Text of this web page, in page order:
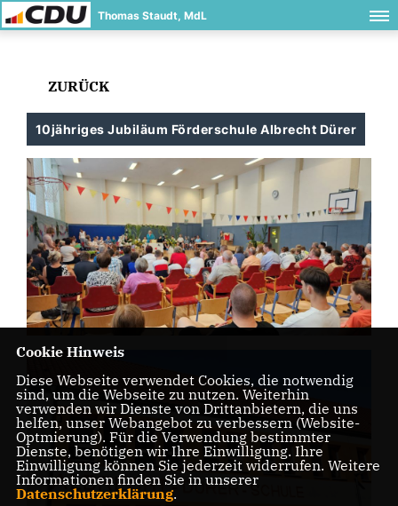
Thomas Staudt, MdL
ZURÜCK
10jähriges Jubiläum Förderschule Albrecht Dürer
Cookie Hinweis
Diese Webseite verwendet Cookies, die notwendig
sind, um die Webseite zu nutzen. Weiterhin
verwenden wir Dienste von Drittanbietern, die uns
helfen, unser Webangebot zu verbessern (Website-
Optmierung). Für die Verwendung bestimmter
Dienste, benötigen wir Ihre Einwilligung. Ihre
Einwilligung können Sie jederzeit widerrufen. Weitere
Informationen finden Sie in unserer
Datenschutzerklärung.